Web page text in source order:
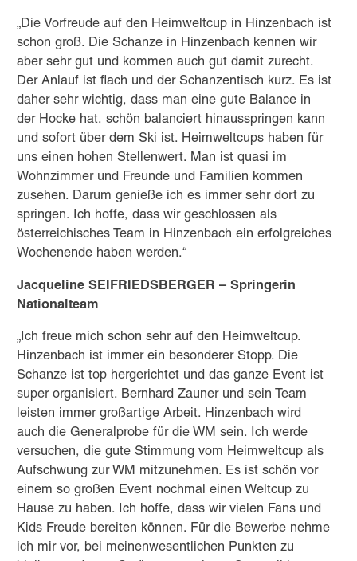
„Die Vorfreude auf den Heimweltcup in Hinzenbach ist
schon groß. Die Schanze in Hinzenbach kennen wir
aber sehr gut und kommen auch gut damit zurecht.
Der Anlauf ist flach und der Schanzentisch kurz. Es ist
daher sehr wichtig, dass man eine gute Balance in
der Hocke hat, schön balanciert hinausspringen kann
und sofort über dem Ski ist. Heimweltcups haben für
uns einen hohen Stellenwert. Man ist quasi im
Wohnzimmer und Freunde und Familien kommen
zusehen. Darum genieße ich es immer sehr dort zu
springen. Ich hoffe, dass wir geschlossen als
österreichisches Team in Hinzenbach ein erfolgreiches
Wochenende haben werden.“
Jacqueline SEIFRIEDSBERGER – Springerin
Nationalteam
„Ich freue mich schon sehr auf den Heimweltcup.
Hinzenbach ist immer ein besonderer Stopp. Die
Schanze ist top hergerichtet und das ganze Event ist
super organisiert. Bernhard Zauner und sein Team
leisten immer großartige Arbeit. Hinzenbach wird
auch die Generalprobe für die WM sein. Ich werde
versuchen, die gute Stimmung vom Heimweltcup als
Aufschwung zur WM mitzunehmen. Es ist schön vor
einem so großen Event nochmal einen Weltcup zu
Hause zu haben. Ich hoffe, dass wir vielen Fans und
Kids Freude bereiten können. Für die Bewerbe nehme
ich mir vor, bei meinenwesentlichen Punkten zu